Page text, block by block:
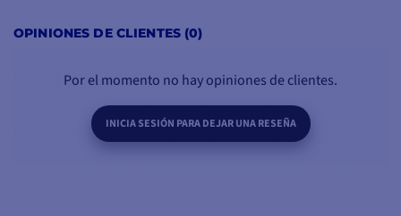
OPINIONES DE CLIENTES (0)
Por el momento no hay opiniones de clientes.
INICIA SESIÓN PARA DEJAR UNA RESEÑA